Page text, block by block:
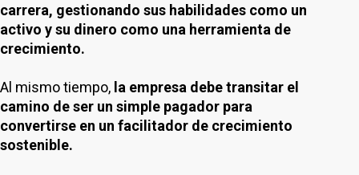
carrera, gestionando sus habilidades como un
activo y su dinero como una herramienta de
crecimiento.
Al mismo tiempo, la empresa debe transitar el
camino de ser un simple pagador para
convertirse en un facilitador de crecimiento
sostenible.